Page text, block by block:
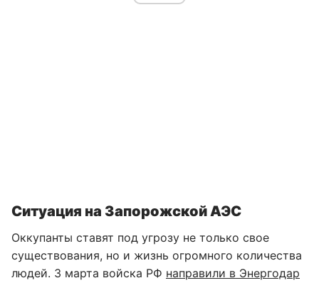
Ситуация на Запорожской АЭС
Оккупанты ставят под угрозу не только свое
существования, но и жизнь огромного количества
людей. 3 марта войска РФ направили в Энергодар